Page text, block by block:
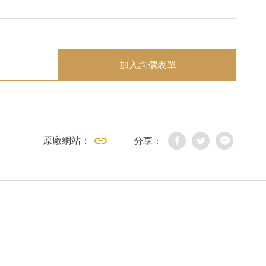
加入詢價表單
原廠網站： 分享：